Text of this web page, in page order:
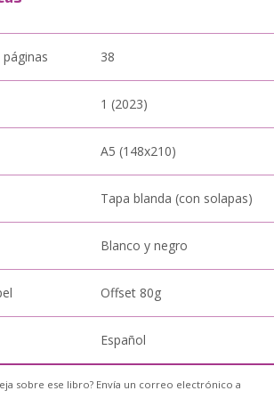
38
1 (2023)
A5 (148x210)
Tapa blanda (con solapas)
Blanco y negro
Offset 80g
Español
sobre ese libro? Envía un correo electrónico a